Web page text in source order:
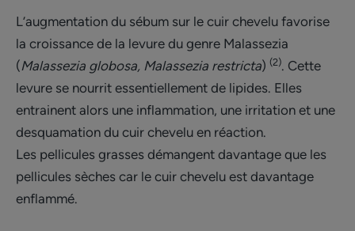
L’augmentation du sébum sur le cuir chevelu favorise
la croissance de la levure du genre Malassezia
(Malassezia globosa, Malassezia restricta) (2). Cette
levure se nourrit essentiellement de lipides. Elles
entrainent alors une inflammation, une irritation et une
desquamation du cuir chevelu en réaction.
Les pellicules grasses démangent davantage que les
pellicules sèches car le cuir chevelu est davantage
enflammé.